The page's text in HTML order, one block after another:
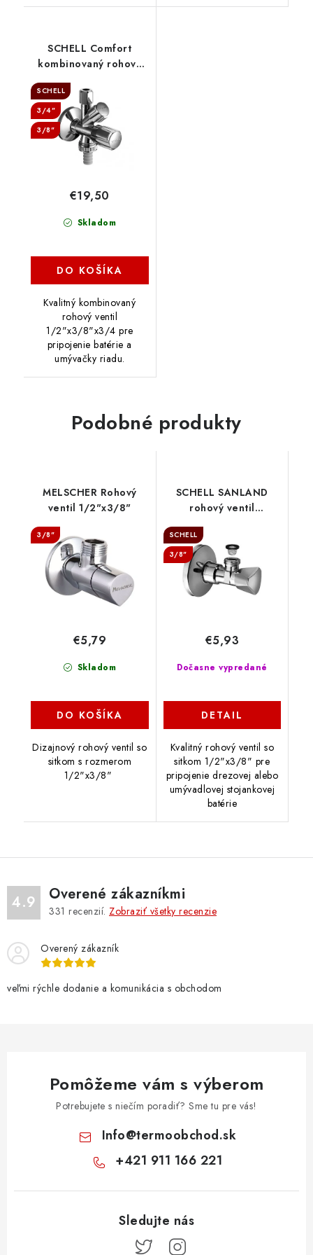
SCHELL Comfort
kombinovaný rohový
SCHELL
3/4"
3/8"
Skladom
€19,50
DO KOŠÍKA
Kvalitný kombinovaný
rohový ventil
1/2"x3/8"x3/4 pre
pripojenie batérie a
umývačky riadu.
Podobné produkty
MELSCHER Rohový
ventil 1/2"x3/8"
3/8"
Skladom
€5,79
DO KOŠÍKA
Dizajnový rohový ventil so
sitkom s rozmerom
1/2"x3/8"
SCHELL SANLAND
rohový ventil
1/2“x3/8“, 970580000
SCHELL
3/8"
Dočasne vypredané
€5,93
DETAIL
Kvalitný rohový ventil so
sitkom 1/2"x3/8" pre
pripojenie drezovej alebo
umývadlovej stojankovej
batérie
4.9 Overené zákazníkmi
331 recenzií. Zobraziť všetky recenzie
Overený zákazník
veľmi rýchle dodanie a komunikácia s obchodom
Pomôžeme vám s výberom
Potrebujete s niečím poradiť? Sme tu pre vás!
Info@termoobchod.sk
+421 911 166 221